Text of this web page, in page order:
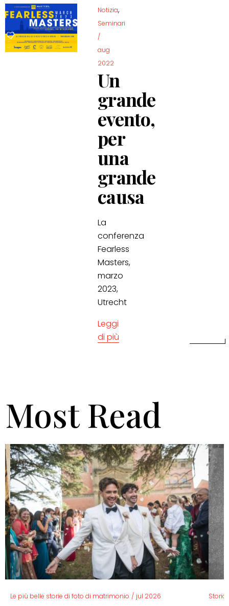
Notizia,
Seminari
/
aug
2022
Un
grande
evento,
per
una
grande
causa
La
conferenza
Fearless
Masters,
marzo
2023,
Utrecht
Leggi
di più
Most Read
Le più belle storie di foto di matrimonio / jul 2026 Storia